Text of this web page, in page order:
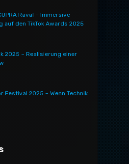
Raval – Immersive
auf den TikTok Awards 2025
2025 – Realisierung einer
Festival 2025 – Wenn Technik